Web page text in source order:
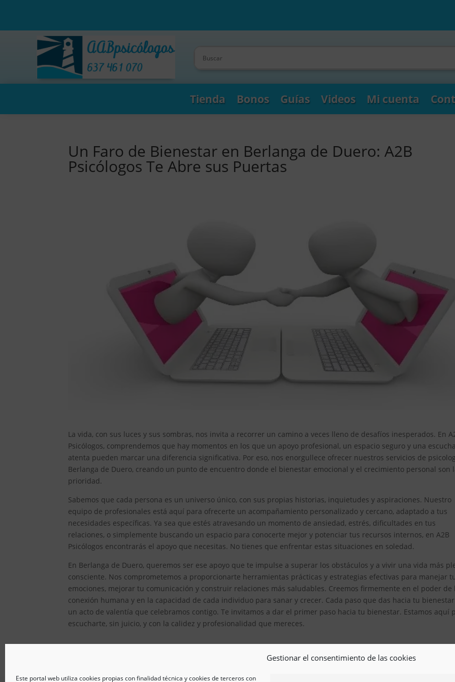
Gestionar el consentimiento de las cookies
Este portal web utiliza cookies propias con finalidad técnica y cookies de terceros con
Tienda Bonos Guías Videos Mi cuenta
Un Faro de Bienestar en Berlanga de Duero: A2B
Psicólogos Te Abre sus Puertas
La vida, con sus luces y sus sombras, nos invita a recorrer un camino a veces lleno de desafíos inesperados. En
Psicólogos, comprendemos que hay momentos en los que un apoyo profesional, un espacio seguro y una
atenta pueden marcar una diferencia significativa. Por eso, nos enorgullece ofrecer nuestros servicios de
Berlanga de Duero, creando un punto de encuentro donde el bienestar emocional y el crecimiento personal son
prioridad.
Sabemos que cada persona es un universo único, con sus propias historias, inquietudes y aspiraciones. Nuestro
equipo de profesionales está aquí para ofrecerte un acompañamiento personalizado y cercano, adaptado a tus
necesidades específicas. Ya sea que estés atravesando un momento de ansiedad, estrés, dificultades en tus
relaciones, o simplemente buscando un espacio para conocerte mejor y potenciar tus recursos internos, en A2B
Psicólogos encontrarás el apoyo que necesitas. No tienes que enfrentar estas situaciones en soledad.
En Berlanga de Duero, queremos ser ese apoyo que te impulse a superar los obstáculos y a vivir una vida más
consciente. Nos comprometemos a proporcionarte herramientas prácticas y estrategias efectivas para manejar
emociones, mejorar tu comunicación y construir relaciones más saludables. Creemos firmemente en el poder de
conexión humana y en la capacidad de cada individuo para sanar y crecer. Cada paso que das hacia tu
un acto de valentía que celebramos contigo. Te invitamos a dar el primer paso hacia tu bienestar. Estamos aquí
escucharte, sin juicio, y con la calidez y profesionalidad que mereces.